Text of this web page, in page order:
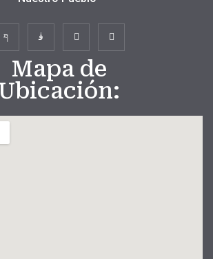
Mapa de